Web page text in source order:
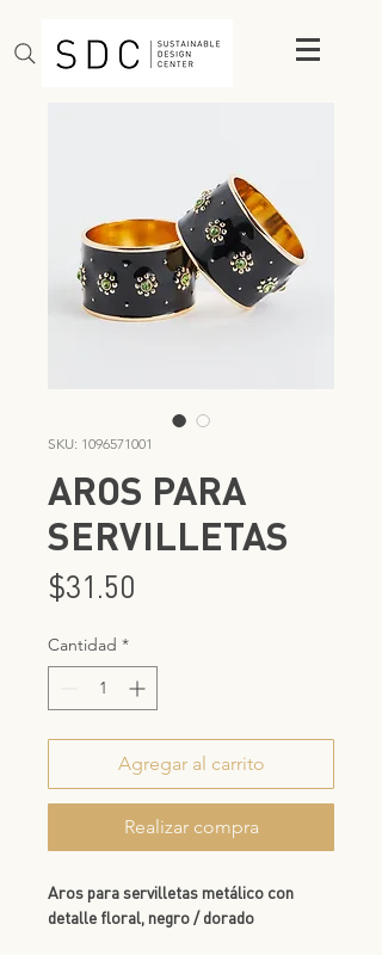
SKU: 1096571001
AROS PARA
SERVILLETAS
$31.50
Cantidad *
Agregar al carrito
Realizar compra
Aros para servilletas metálico con
detalle floral, negro / dorado